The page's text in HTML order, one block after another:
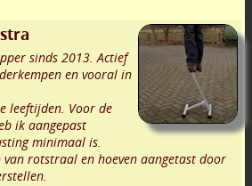
sinds 2013. Actief
en vooral in
leeftijden. Voor de
ik aangepast
minimaal is.
rotstraal en hoeven aangetast door